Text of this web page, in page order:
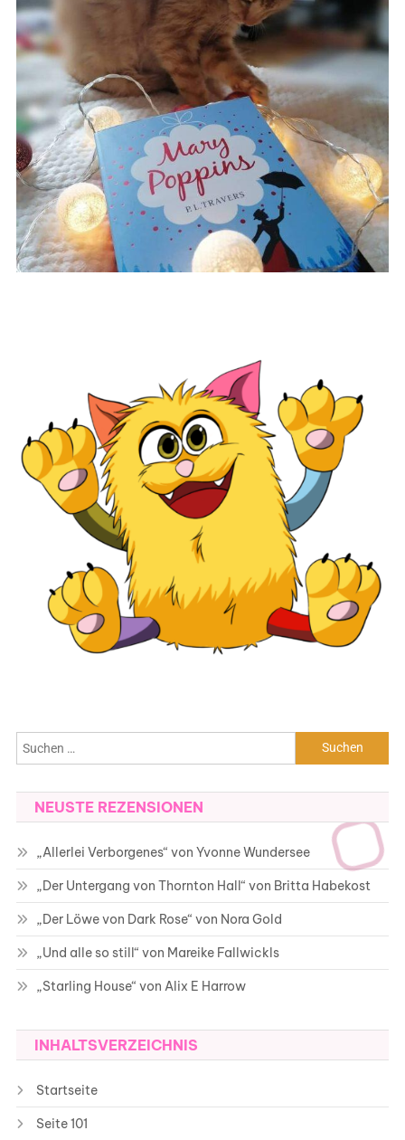
Suchen
nach:
NEUSTE REZENSIONEN
„Allerlei Verborgenes“ von Yvonne Wundersee
„Der Untergang von Thornton Hall“ von Britta Habekost
„Der Löwe von Dark Rose“ von Nora Gold
„Und alle so still“ von Mareike Fallwickls
„Starling House“ von Alix E Harrow
INHALTSVERZEICHNIS
Startseite
Seite 101